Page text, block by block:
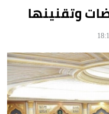
وتقنينها